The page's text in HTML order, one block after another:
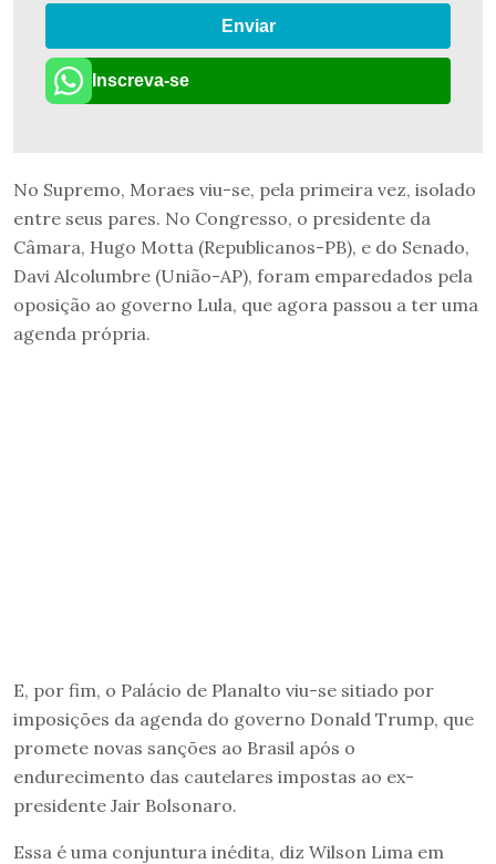
Enviar
Inscreva-se
No Supremo, Moraes viu-se, pela primeira vez, isolado
entre seus pares. No Congresso, o presidente da
Câmara, Hugo Motta (Republicanos-PB), e do Senado,
Davi Alcolumbre (União-AP), foram emparedados pela
oposição ao governo Lula, que agora passou a ter uma
agenda própria.
E, por fim, o Palácio de Planalto viu-se sitiado por
imposições da agenda do governo Donald Trump, que
promete novas sanções ao Brasil após o
endurecimento das cautelares impostas ao ex-
presidente Jair Bolsonaro.
Essa é uma conjuntura inédita, diz Wilson Lima em